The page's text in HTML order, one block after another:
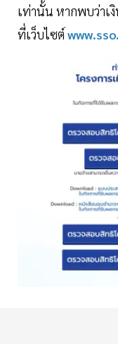
เท่านั้น หากพบว่าเงิ
ที่เว็บไซต์